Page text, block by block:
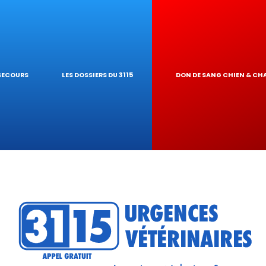
DE
LES DOSSIERS DU 3115 DON DE SANG CHIEN &